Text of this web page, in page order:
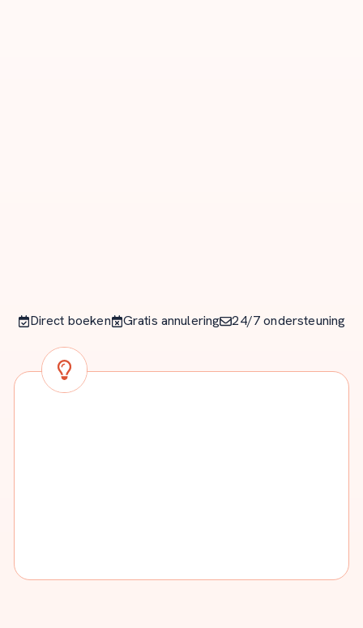
Direct boeken Gratis annulering 24/7 ondersteuning